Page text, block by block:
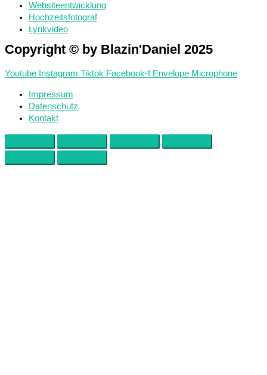
Websiteentwicklung
Hochzeitsfotograf
Lyrikvideo
Copyright © by Blazin'Daniel 2025
Youtube Instagram Tiktok Facebook-f Envelope Microphone
Impressum
Datenschutz
Kontakt